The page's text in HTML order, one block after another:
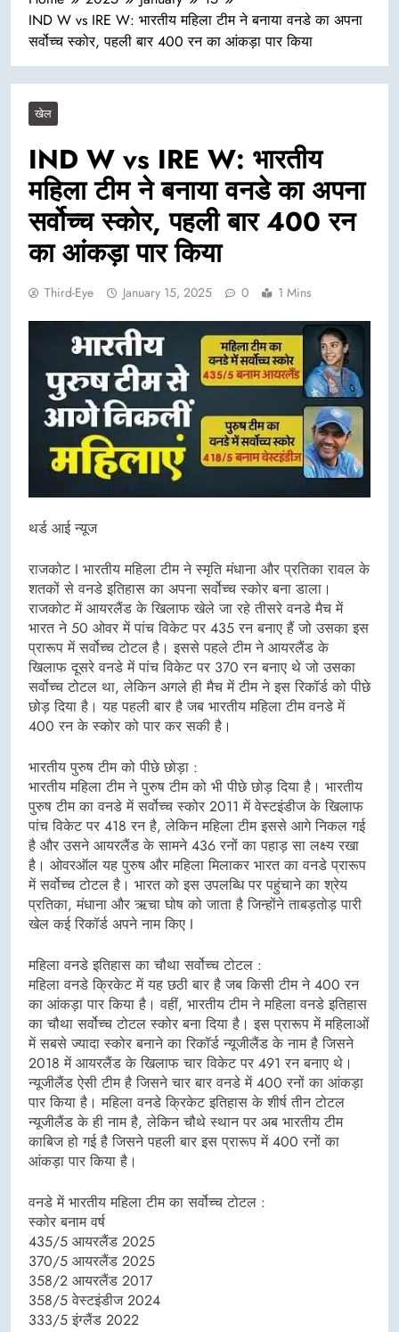
IND W vs IRE W: भारतीय महिला टीम ने बनाया वनडे का अपना
सर्वोच्च स्कोर, पहली बार 400 रन का आंकड़ा पार किया
खेल
IND W vs IRE W: भारतीय
महिला टीम ने बनाया वनडे का अपना
सर्वोच्च स्कोर, पहली बार 400 रन
का आंकड़ा पार किया
Third-Eye January 15, 2025 0 1 Mins
थर्ड आई न्यूज
राजकोट I भारतीय महिला टीम ने स्मृति मंधाना और प्रतिका रावल के
शतकों से वनडे इतिहास का अपना सर्वोच्च स्कोर बना डाला।
राजकोट में आयरलैंड के खिलाफ खेले जा रहे तीसरे वनडे मैच में
भारत ने 50 ओवर में पांच विकेट पर 435 रन बनाए हैं जो उसका इस
प्रारूप में सर्वोच्च टोटल है। इससे पहले टीम ने आयरलैंड के
खिलाफ दूसरे वनडे में पांच विकेट पर 370 रन बनाए थे जो उसका
सर्वोच्च टोटल था, लेकिन अगले ही मैच में टीम ने इस रिकॉर्ड को पीछे
छोड़ दिया है। यह पहली बार है जब भारतीय महिला टीम वनडे में
400 रन के स्कोर को पार कर सकी है।
भारतीय पुरुष टीम को पीछे छोड़ा :
भारतीय महिला टीम ने पुरुष टीम को भी पीछे छोड़ दिया है। भारतीय
पुरुष टीम का वनडे में सर्वोच्च स्कोर 2011 में वेस्टइंडीज के खिलाफ
पांच विकेट पर 418 रन है, लेकिन महिला टीम इससे आगे निकल गई
है और उसने आयरलैंड के सामने 436 रनों का पहाड़ सा लक्ष्य रखा
है। ओवरऑल यह पुरुष और महिला मिलाकर भारत का वनडे प्रारूप
में सर्वोच्च टोटल है। भारत को इस उपलब्धि पर पहुंचाने का श्रेय
प्रतिका, मंधाना और ऋचा घोष को जाता है जिन्होंने ताबड़तोड़ पारी
खेल कई रिकॉर्ड अपने नाम किए I
महिला वनडे इतिहास का चौथा सर्वोच्च टोटल :
महिला वनडे क्रिकेट में यह छठी बार है जब किसी टीम ने 400 रन
का आंकड़ा पार किया है। वहीं, भारतीय टीम ने महिला वनडे इतिहास
का चौथा सर्वोच्च टोटल स्कोर बना दिया है। इस प्रारूप में महिलाओं
में सबसे ज्यादा स्कोर बनाने का रिकॉर्ड न्यूजीलैंड के नाम है जिसने
2018 में आयरलैंड के खिलाफ चार विकेट पर 491 रन बनाए थे।
न्यूजीलैंड ऐसी टीम है जिसने चार बार वनडे में 400 रनों का आंकड़ा
पार किया है। महिला वनडे क्रिकेट इतिहास के शीर्ष तीन टोटल
न्यूजीलैंड के ही नाम है, लेकिन चौथे स्थान पर अब भारतीय टीम
काबिज हो गई है जिसने पहली बार इस प्रारूप में 400 रनों का
आंकड़ा पार किया है।
वनडे में भारतीय महिला टीम का सर्वोच्च टोटल :
स्कोर बनाम वर्ष
435/5 आयरलैंड 2025
370/5 आयरलैंड 2025
358/2 आयरलैंड 2017
358/5 वेस्टइंडीज 2024
333/5 इंग्लैंड 2022